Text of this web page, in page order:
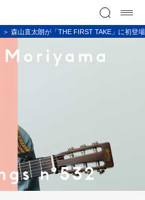
森山直太朗が「THE FIRST TAKE」に初登